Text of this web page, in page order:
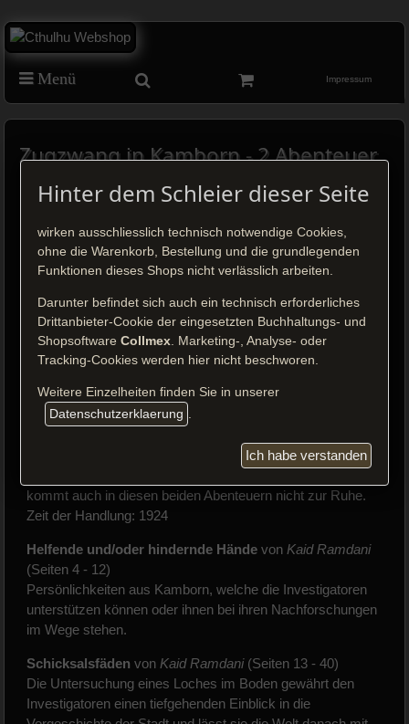
Menü Impressum
Zugzwang in Kamborn - 2 Abenteuer
(SC)
Klick auf das Bild, um es zu vergrößern.
Preis: 14,95 €
inkl. MwSt.
zzgl.
Versandkosten
Bestellen
Kamborn, die Stadt in Norddeutschland, in der sich bereits
kommt auch in diesen beiden Abenteuern nicht zur Ruhe.
Zeit der Handlung: 1924
Helfende und/oder hindernde Hände von Kaid Ramdani
(Seiten 4 - 12)
Persönlichkeiten aus Kamborn, welche die Investigatoren
unterstützen können oder ihnen bei ihren Nachforschungen
im Wege stehen.
Schicksalsfäden von Kaid Ramdani(Seiten 13 - 40)
Die Untersuchung eines Loches im Boden gewährt den
Investigatoren einen tiefgehenden Einblick in die
Hinter dem Schleier dieser Seite
wirken ausschliesslich technisch notwendige Cookies,
ohne die Warenkorb, Bestellung und die grundlegenden
Funktionen dieses Shops nicht verlässlich arbeiten.
Darunter befindet sich auch ein technisch erforderliches
Drittanbieter-Cookie der eingesetzten Buchhaltungs- und
ShopsoftwareCollmex . Marketing-, Analyse- oder
Tracking-Cookies werden hier nicht beschworen.
Weitere Einzelheiten finden Sie in unserer
Datenschutzerklaerung
Ich habe verstanden